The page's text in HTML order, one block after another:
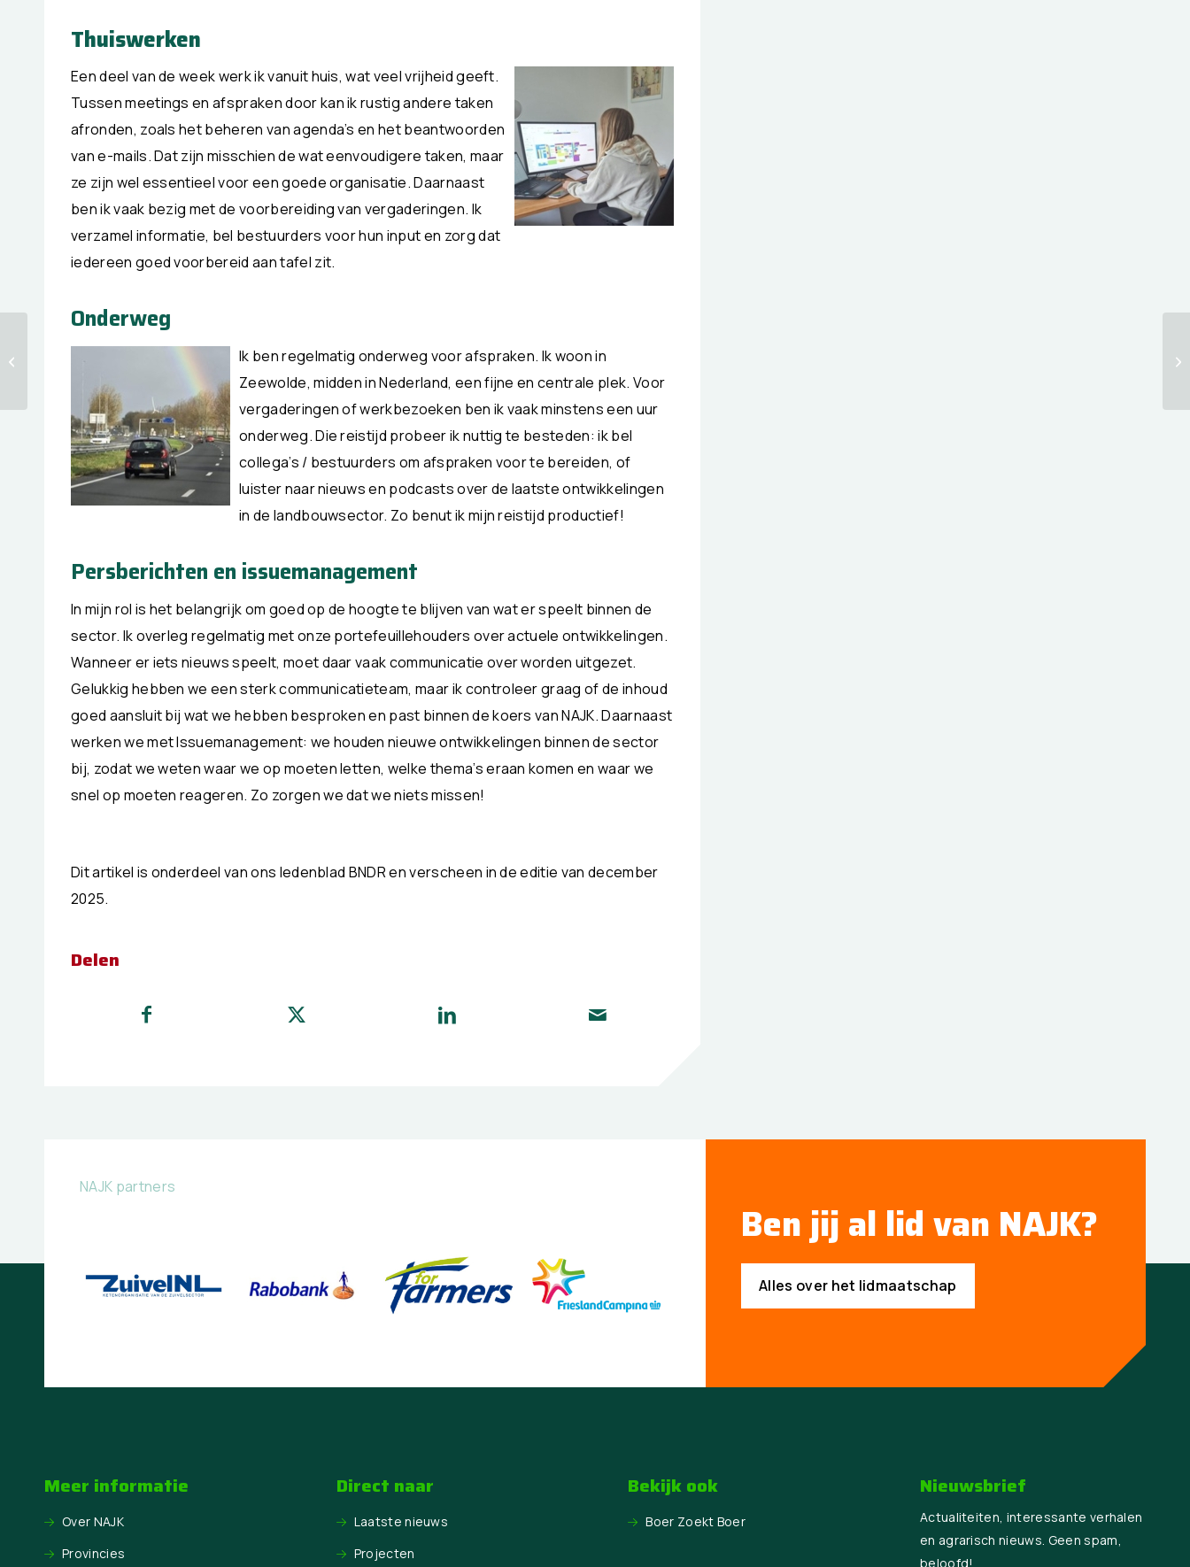
Thuiswerken
Een deel van de week werk ik vanuit huis, wat veel vrijheid geeft.
Tussen meetings en afspraken door kan ik rustig andere taken
afronden, zoals het beheren van agenda’s en het beantwoorden
van e-mails. Dat zijn misschien de wat eenvoudigere taken, maar
ze zijn wel essentieel voor een goede organisatie. Daarnaast
ben ik vaak bezig met de voorbereiding van vergaderingen. Ik
verzamel informatie, bel bestuurders voor hun input en zorg dat
iedereen goed voorbereid aan tafel zit.
Onderweg
Ik ben regelmatig onderweg voor afspraken. Ik woon in
Zeewolde, midden in Nederland, een fijne en centrale plek. Voor
vergaderingen of werkbezoeken ben ik vaak minstens een uur
onderweg. Die reistijd probeer ik nuttig te besteden: ik bel
collega’s / bestuurders om afspraken voor te bereiden, of
luister naar nieuws en podcasts over de laatste ontwikkelingen
in de landbouwsector. Zo benut ik mijn reistijd productief!
Persberichten en issuemanagement
In mijn rol is het belangrijk om goed op de hoogte te blijven van wat er speelt binnen de
sector. Ik overleg regelmatig met onze portefeuillehouders over actuele ontwikkelingen.
Wanneer er iets nieuws speelt, moet daar vaak communicatie over worden uitgezet.
Gelukkig hebben we een sterk communicatieteam, maar ik controleer graag of de inhoud
goed aansluit bij wat we hebben besproken en past binnen de koers van NAJK. Daarnaast
werken we met Issuemanagement: we houden nieuwe ontwikkelingen binnen de sector
bij, zodat we weten waar we op moeten letten, welke thema’s eraan komen en waar we
snel op moeten reageren. Zo zorgen we dat we niets missen!
Dit artikel is onderdeel van ons ledenblad BNDR en verscheen in de editie van december
2025.
Delen
NAJK partners
Ben jij al lid van NAJK?
Alles over het lidmaatschap
Meer informatie
Over NAJK
Provincies
Direct naar
Laatste nieuws
Projecten
Bekijk ook
Boer Zoekt Boer
Nieuwsbrief
Actualiteiten, interessante verhalen
en agrarisch nieuws. Geen spam,
beloofd!
Grasweidedagen